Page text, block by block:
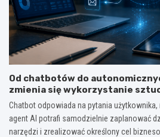
Od chatbotów do
zmienia się wykorzystanie
biznesie?
Chatbot odpowiada na pytania
agent AI potrafi samodzielnie zaplanować
narzędzi i zrealizować określony cel